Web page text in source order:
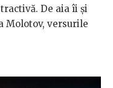
De aia îi şi
Molotov, versurile